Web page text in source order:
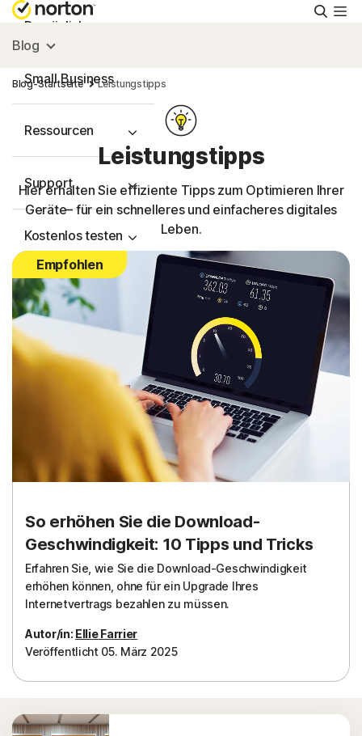
Persönlich
Small Business
Ressourcen
Support
Kostenlos testen
Deutschland
Einloggen
Blog
Blog-Startseite Leistungstipps
Leistungstipps
Hier erhalten Sie effiziente Tipps zum Optimieren Ihrer
Geräte– für ein schnelleres und einfacheres digitales
Leben.
Empfohlen
So erhöhen Sie die Download-
Geschwindigkeit: 10 Tipps und Tricks
Erfahren Sie, wie Sie die Download-Geschwindigkeit
erhöhen können, ohne für ein Upgrade Ihres
Internetvertrags bezahlen zu müssen.
Autor/in: Ellie Farrier
Veröffentlicht 05. März 2025